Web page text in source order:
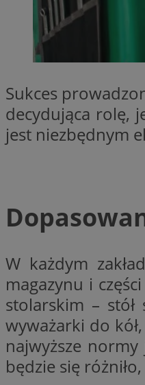
Sukces
decydująca rolę,
jest niezbędnym
W każdym
magazynu i
stolarskim –
wyważarki do
najwyższe
będzie się